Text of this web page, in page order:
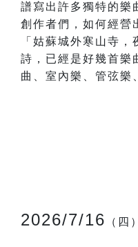
譜寫出許多獨特的樂
創作者們，如何經營
「姑蘇城外寒山寺
詩，已經是好幾首樂
曲、室內樂、管弦樂
2026/7/16 （